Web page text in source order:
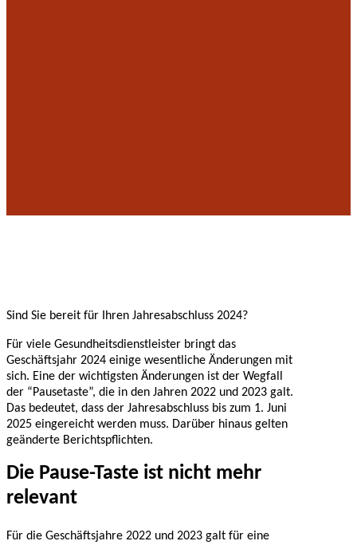
Sind Sie bereit für Ihren Jahresabschluss 2024?
Für viele Gesundheitsdienstleister bringt das
Geschäftsjahr 2024 einige wesentliche Änderungen mit
sich. Eine der wichtigsten Änderungen ist der Wegfall
der “Pausetaste”, die in den Jahren 2022 und 2023 galt.
Das bedeutet, dass der Jahresabschluss bis zum 1. Juni
2025 eingereicht werden muss. Darüber hinaus gelten
geänderte Berichtspflichten.
Die Pause-Taste ist nicht mehr
relevant
Für die Geschäftsjahre 2022 und 2023 galt für eine